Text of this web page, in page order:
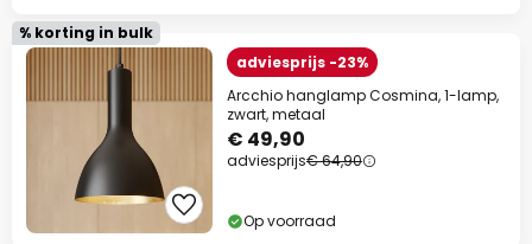
% korting in bulk
adviesprijs -23%
Arcchio hanglamp Cosmina, 1-lamp,
zwart, metaal
€ 49,90
adviesprijs€ 64,90
Op voorraad